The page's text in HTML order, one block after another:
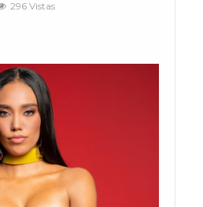
296 Vistas